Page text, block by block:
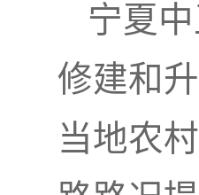
宁夏
修建和
当地农